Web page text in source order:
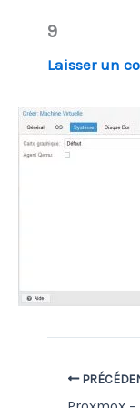
9
Laisser un